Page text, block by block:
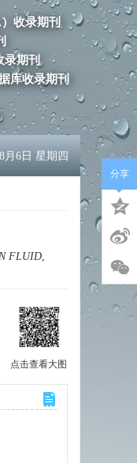
收录期刊
录期刊
库收录期刊
月6日 星期四
FLUID,
点击查看大图
分享